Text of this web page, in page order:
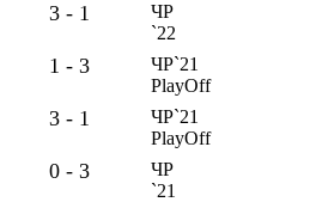
3 - 1
ЧР
`22
1 - 3
ЧР`21
PlayOff
3 - 1
ЧР`21
PlayOff
0 - 3
ЧР
`21